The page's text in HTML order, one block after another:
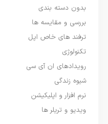
بدون دسته بندی
بررسی و مقایسه ها
ترفند های خاص اپل
تکنولوژی
رویدادهای ان آی سی
شیوه زندگی
نرم افزار و اپلیکیشن
ویدیو و تریلر ها